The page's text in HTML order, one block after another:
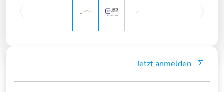
Jetzt anmelden